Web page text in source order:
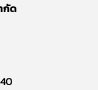
กัด